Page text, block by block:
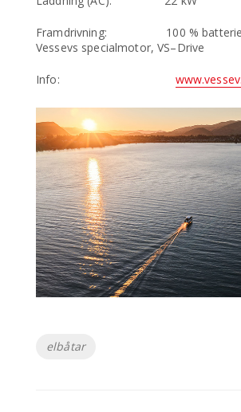
Framdrivning: 100 %
Vessevs specialmotor, VS–Drive
Info:
Etiketter
elbåtar